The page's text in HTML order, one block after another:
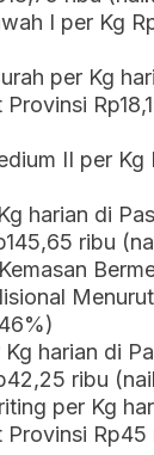
I per Kg
per Kg
II per Kg
harian di
ribu
Kg harian di
ribu
per Kg
Provinsi Rp45